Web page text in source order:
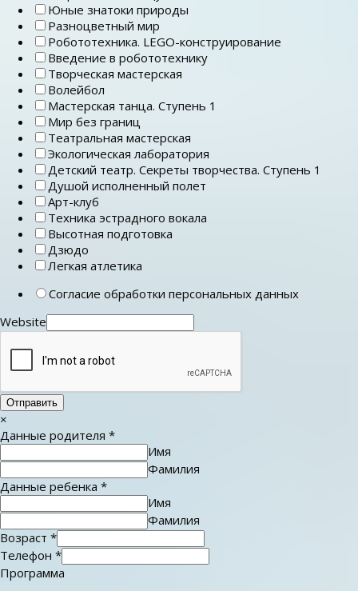
Юные знатоки природы
Разноцветный мир
Робототехника. LEGO-конструирование
Введение в робототехнику
Творческая мастерская
Волейбол
Мастерская танца. Ступень 1
Мир без границ
Театральная мастерская
Экологическая лаборатория
Детский театр. Секреты творчества. Ступень 1
Душой исполненный полет
Арт-клуб
Техника эстрадного вокала
Высотная подготовка
Дзюдо
Легкая атлетика
Согласие обработки персональных данных
Website
Отправить
×
Данные родителя *
Имя
Фамилия
Данные ребенка *
Имя
Фамилия
Возраст *
Телефон *
Программа